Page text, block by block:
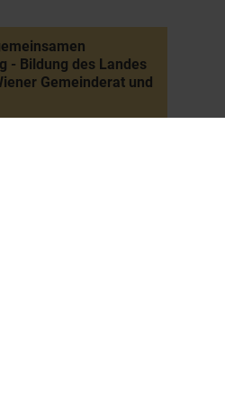
- Bildung des Landes
Gemeinderat und